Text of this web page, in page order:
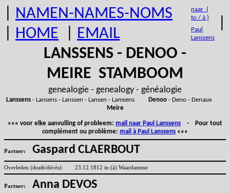
NAMEN-NAMES-NOMS
HOME EMAIL
naar (
to / à )
Paul
Lanssens
LANSSENS - DENOO -
MEIRE STAMBOOM
genealogie - genealogy - généalogie
Lanssens- Lansens - Lanssen - Lansen - Lamsens Denoo- Deno - Denaux
Meire
»»» voor elke aanvulling of probleem: mail naar Paul Lanssens - Pour tout
complément ou problème: mail à Paul Lanssens «««
Partner: Gaspard CLAERBOUT
Overleden (death/décès): 23.12.1812 in (à) Waardamme
Partner: Anna DEVOS